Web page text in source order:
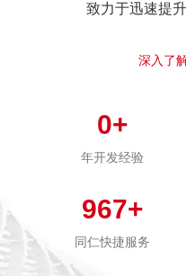
致力于迅速提
深入了
0+
年开发经验
967+
同仁快捷服务